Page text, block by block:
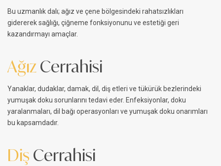
Bu uzmanlık dalı; ağız ve çene bölgesindeki rahatsızlıkları
gidererek sağlığı, çiğneme fonksiyonunu ve estetiği geri
kazandırmayı amaçlar.
Ağız Cerrahisi
Yanaklar, dudaklar, damak, dil, diş etleri ve tükürük bezlerindeki
yumuşak doku sorunlarını tedavi eder. Enfeksiyonlar, doku
yaralanmaları, dil bağı operasyonları ve yumuşak doku onarımları
bu kapsamdadır.
Diş Cerrahisi